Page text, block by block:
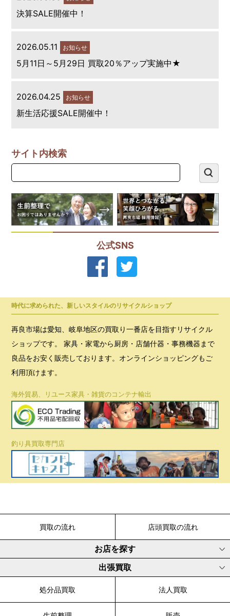
決算SALE開催中！
2026.05.11 お知らせ
5月11日～5月29日 買取20％アップ実施中★
2026.04.25 お知らせ
新生活応援SALE開催中！
サイト内検索
公式SNS
時代に求められた、新しいスタイルのリサイクルショップ
再良市場は愛知、岐阜地区の買取り一番店を目指すリサイクル
ショップです。 家具・家電から厨房・店舗什器・事務機器まで
良品をお安く販売しております。オンラインショッピングもご
利用頂けます。
海外貿易、リユース家具・雑貨のコンテナ輸出
釣り具買取専門店
買取の流れ 店頭買取の流れ
お店を探す
出張買取
処分品買取 法人買取